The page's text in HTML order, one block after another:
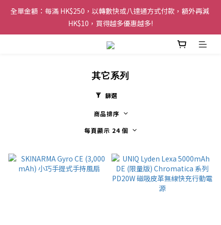
購物滿 HK$200 即可免運費，派送至香港及澳門地區
全單金額：每滿 HK$250，以轉數快或八達通方式付款，額外再減
HK$10，買得越多優惠越多!
歡迎 WhatsApp 6123 6918 查詢或電郵到
其它系列
篩選
商品排序
每頁顯示 24 個